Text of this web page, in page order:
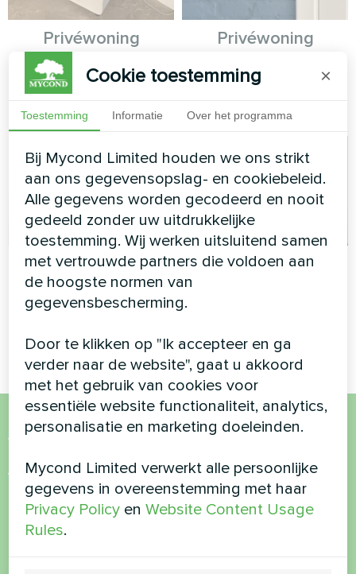
Privéwoning
Huishoudelijke
luchtontvochtiger Yugo Smart
Privéwoning
Vloerverwarming thermostaat
Mycond ORB Heat
Kantoor
Split warmtepomp Artic
Home Basic serie
Appartement
Wil je kopen of heb je
vragen?
Neem contact met ons op en we helpen je
Cookie toestemming ×
Toestemming Informatie Over het programma
Bij Mycond Limited houden we ons strikt
aan ons gegevensopslag- en cookiebeleid.
Alle gegevens worden gecodeerd en nooit
gedeeld zonder uw uitdrukkelijke
toestemming. Wij werken uitsluitend samen
met vertrouwde partners die voldoen aan
de hoogste normen van
gegevensbescherming.
Door te klikken op "Ik accepteer en ga
verder naar de website", gaat u akkoord
met het gebruik van cookies voor
essentiële website functionaliteit, analytics,
personalisatie en marketing doeleinden.
Mycond Limited verwerkt alle persoonlijke
gegevens in overeenstemming met haar
Privacy Policy enWebsite Content Usage
Rules.